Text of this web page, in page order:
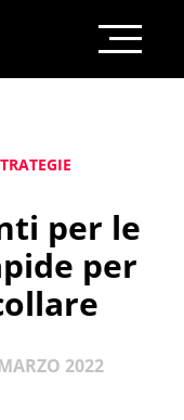
per le
per
2022